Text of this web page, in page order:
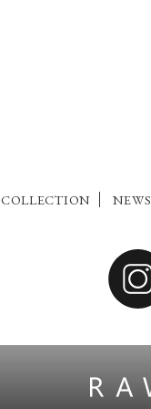
COLLECTION NEWS